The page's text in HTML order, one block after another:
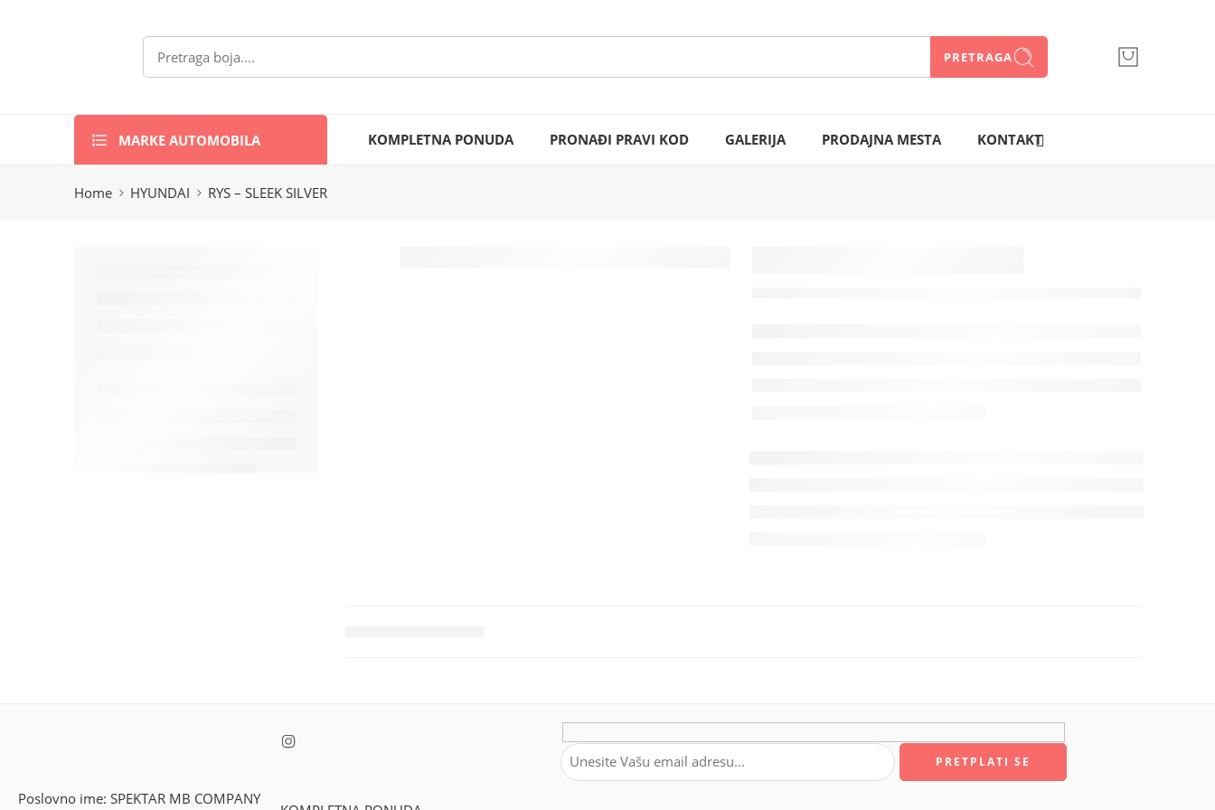
PRETRAGA
MARKE AUTOMOBILA KOMPLETNA PONUDA PRONAĐI PRAVI KOD GALERIJA PRODAJNA MESTA KONTAKT
Home HYUNDAI RYS – SLEEK SILVER
Poslovno ime: SPEKTAR MB COMPANY